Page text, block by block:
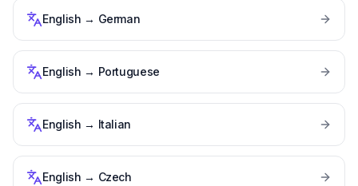
English → German
English → Portuguese
English → Italian
English → Czech